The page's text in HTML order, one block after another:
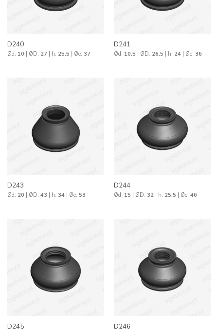
D240
Ød: 10 | ØD: 27| h: 25.5 | Øe: 37
D241
Ød: 10.5 | ØD: 26.5 | h: 24| Øe: 36
D243
Ød: 20 | ØD: 43 | h: 34| Øe: 53
D244
Ød: 15 | ØD: 32| h: 25.5 | Øe: 46
D245 D246